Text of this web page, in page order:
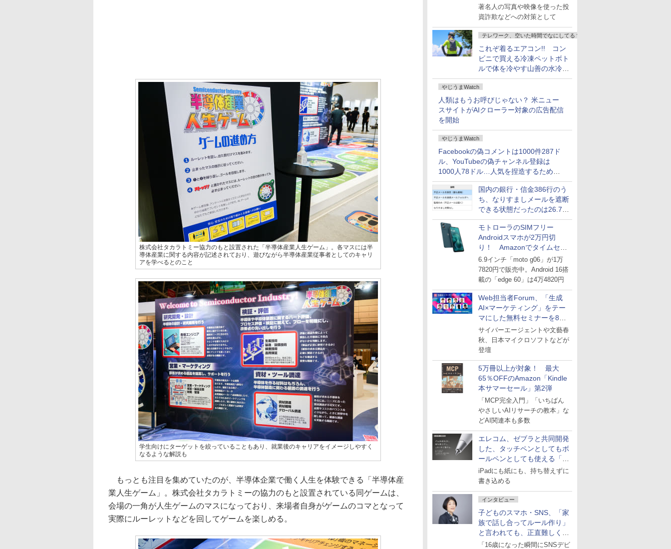
し詐欺広告」対策強化を要請
著名人の写真や映像を使った投
資詐欺などへの対策として
テレワーク、空いた時間でなにしてる？
これぞ着るエアコン!! コン
ビニで買える冷凍ペットボト
ルで体を冷やす山善の水冷ベ
ストがロードバイクにちょう
どいい【ぼっち・ざ・ろー
ど！その14】
やじうまWatch
人類はもうお呼びじゃない？ 米ニュー
スサイトがAIクローラー対象の広告配信
を開始
やじうまWatch
Facebookの偽コメントは1000件287ド
ル、YouTubeの偽チャンネル登録は
1000人78ドル…人気を捏造するための
価格リストが公開中
国内の銀行・信金386行のう
ち、なりすましメールを遮断
できる状態だったのは26.7％
にとどまる～GMOブランド
セキュリティ調査
モトローラのSIMフリー
Androidスマホが2万円切
り！ Amazonでタイムセー
ル
6.9インチ「moto g06」が1万
7820円で販売中。Android 16搭
載の「edge 60」は4万4820円
Web担当者Forum、「生成
AI×マーケティング」をテー
マにした無料セミナーを8月
27日にオンライン開催
サイバーエージェントや文藝春
秋、日本マイクロソフトなどが
登壇
5万冊以上が対象！ 最大
65％OFFのAmazon「Kindle
本サマーセール」第2弾
「MCP完全入門」「いちばん
やさしいAIリサーチの教本」な
どAI関連本も多数
エレコム、ゼブラと共同開発
した、タッチペンとしてもボ
ールペンとしても使える「ス
タイラスツーウェイ」発売
iPadにも紙にも、持ち替えずに
書き込める
インタビュー
子どものスマホ・SNS、「家
族で話し合ってルール作り」
と言われても、正直難しくな
いですか？
「16歳になった瞬間にSNSデビ
株式会社タカラトミー協力のもと設置された「半導体産業人生ゲーム」。各マスには半
導体産業に関する内容が記述されており、遊びながら半導体産業従事者としてのキャリ
アを学べるとのこと
学生向けにターゲットを絞っていることもあり、就業後のキャリアをイメージしやすく
なるような解説も
もっとも注目を集めていたのが、半導体企業で働く人生を体験できる「半導体産
業人生ゲーム」。株式会社タカラトミーの協力のもと設置されている同ゲームは、
会場の一角が人生ゲームのマスになっており、来場者自身がゲームのコマとなって
実際にルーレットなどを回してゲームを楽しめる。